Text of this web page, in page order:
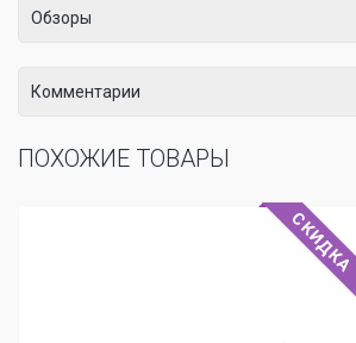
Обзоры
Комментарии
ПОХОЖИЕ ТОВАРЫ
СКИДКА